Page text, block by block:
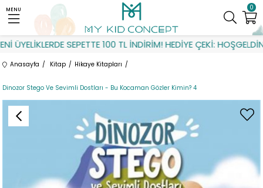
SEPETTE 100 TL İNDİRİM! HEDİYE ÇEKİ: HOŞGELDİN
0
MENU
Anasayfa Kitap Hikaye Kitapları
Dinozor Stego Ve Sevimli Dostları - Bu Kocaman Gözler Kimin? 4